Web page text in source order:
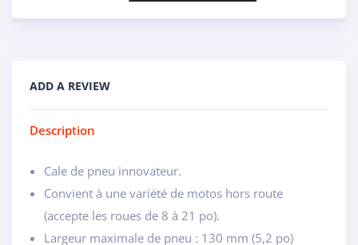
ADD A REVIEW
Description
Cale de pneu innovateur.
Convient à une variété de motos hors route
(accepte les roues de 8 à 21 po).
Largeur maximale de pneu : 130 mm (5,2 po)